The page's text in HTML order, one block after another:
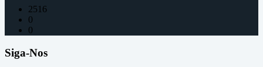
2516
0
0
Siga-Nos